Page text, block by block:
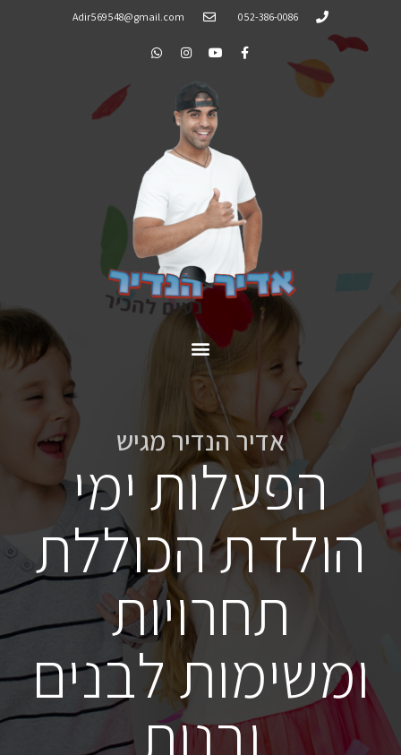
052-386-0086
Adir569548@gmail.com
אדיר הנדיר מגיש
הפעלות ימי
הולדת הכוללת
תחרויות
ומשימות לבנים
ובנות